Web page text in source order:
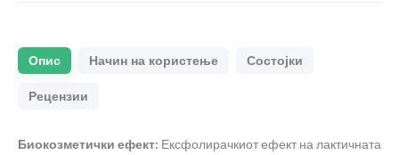
Опис Начин на користење Состојки
Рецензии
Биокозметички ефект: Ексфолирачкиот ефект на лактичната